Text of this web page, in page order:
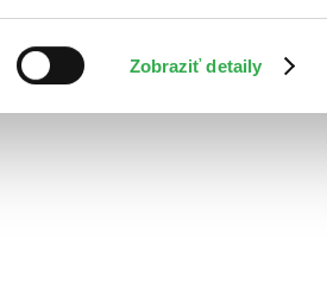
Zobraziť detaily